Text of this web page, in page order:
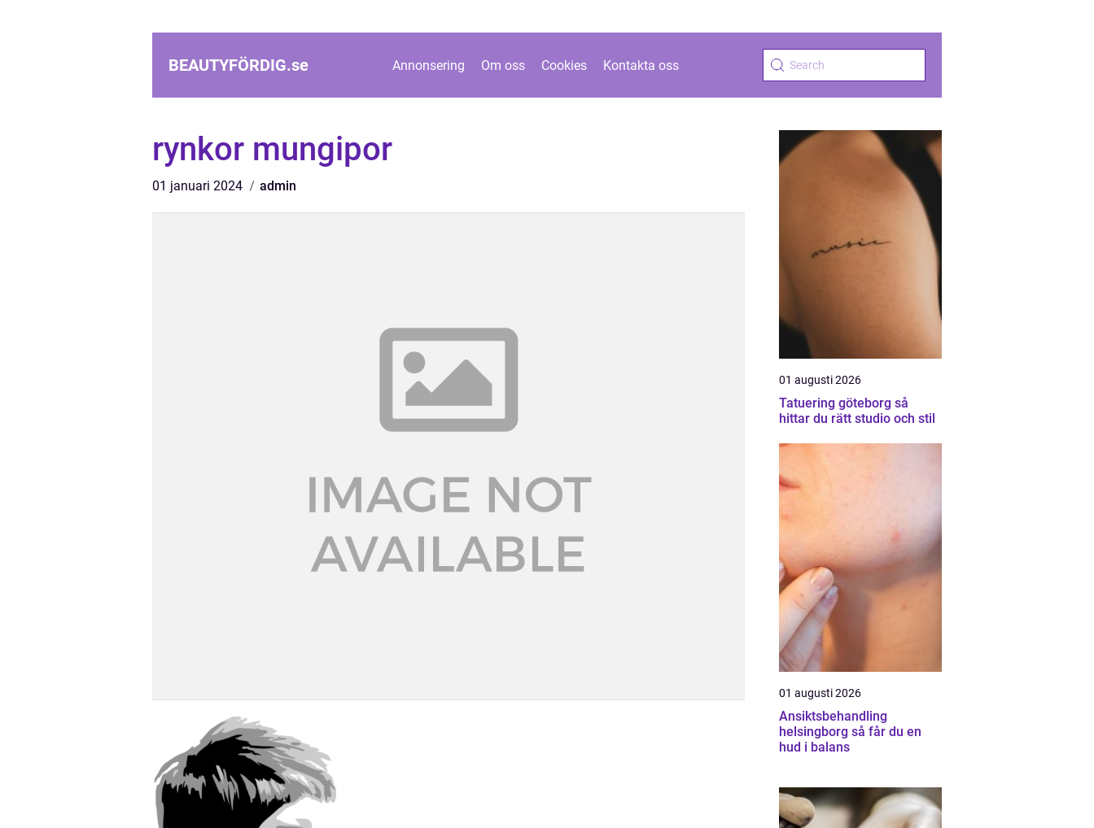
BEAUTYFÖRDIG.se Annonsering Om oss Cookies Kontakta oss
rynkor mungipor
01 januari 2024 admin
01 augusti 2026
Tatuering göteborg så
hittar du rätt studio och stil
01 augusti 2026
Ansiktsbehandling
helsingborg så får du en
hud i balans